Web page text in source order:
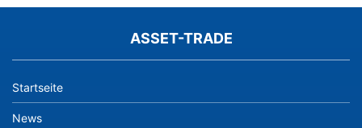
ASSET-TRADE
Startseite
News